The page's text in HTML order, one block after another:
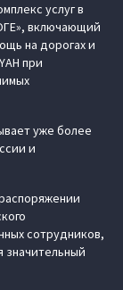
услуг в
включающий
на дорогах и
при
уже более
и
сотрудников,
значительный